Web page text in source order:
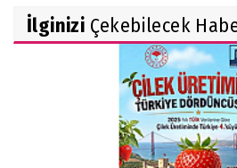
İlginizi Çekebilecek